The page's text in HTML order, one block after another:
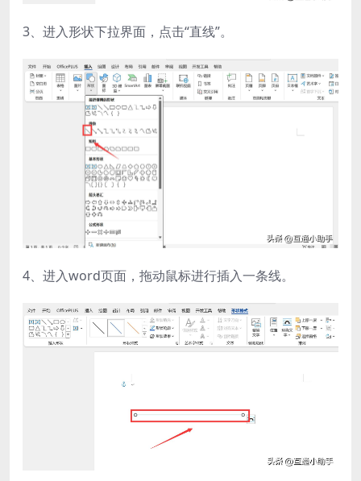
3、进入形状下拉界面，点击“直线”。
4、进入word页面，拖动鼠标进行插入一条线。